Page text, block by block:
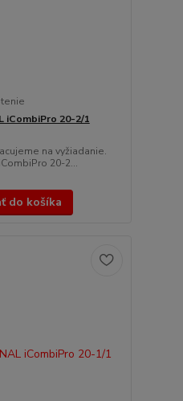
iCombiPro 20-2/1
na vyžiadanie.
20-2...
do košíka